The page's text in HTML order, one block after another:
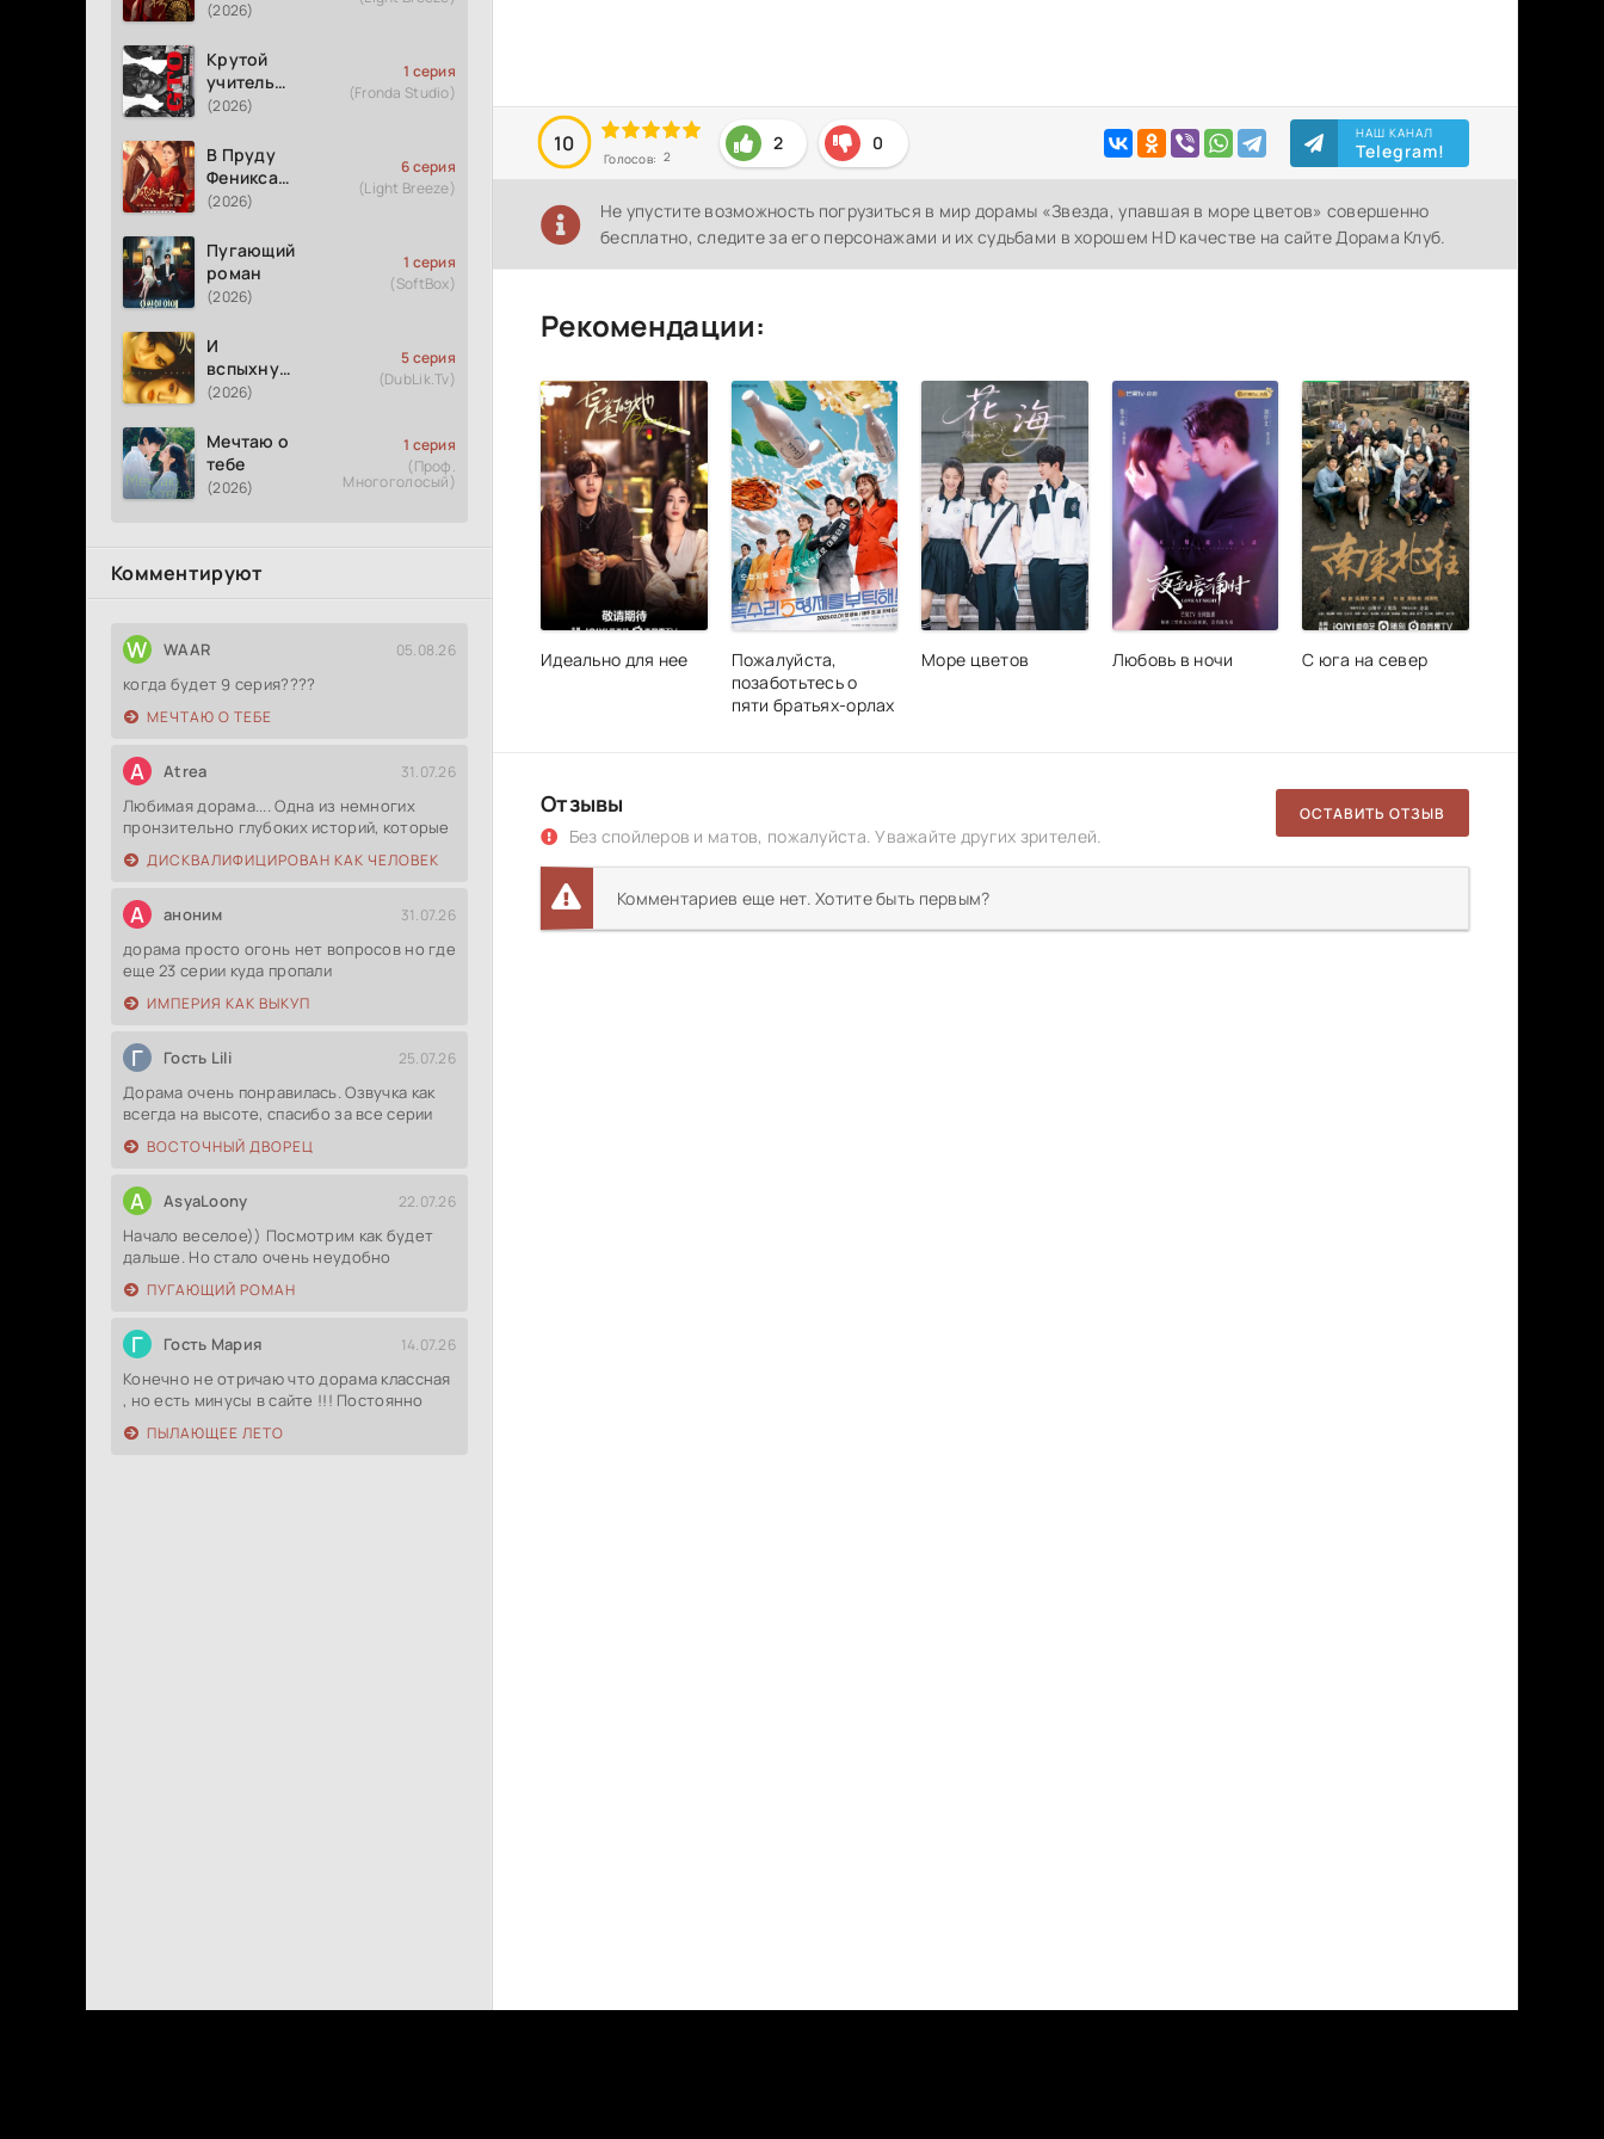
(2026)
Крутой
учитель
Онидзука
(2026)
(2026)
1 серия
(Fronda Studio)
В Пруду
Феникса
рождается
(2026)
6 серия
(Light Breeze)
Пугающий
роман
(2026)
1 серия
(SoftBox)
И
вспыхнуло
пламя
(2026)
5 серия
(DubLik.Tv)
Мечтаю о
тебе
(2026)
1 серия
(Проф.
Многоголосый)
Комментируют
W WAAR 05.08.26
когда будет 9 серия????
МЕЧТАЮ О ТЕБЕ
A Atrea 31.07.26
Любимая дорама.... Одна из немногих
пронзительно глубоких историй, которые
ДИСКВАЛИФИЦИРОВАН КАК ЧЕЛОВЕК
А аноним 31.07.26
дорама просто огонь нет вопросов но где
еще 23 серии куда пропали
ИМПЕРИЯ КАК ВЫКУП
Г Гость Lili 25.07.26
Дорама очень понравилась. Озвучка как
всегда на высоте, спасибо за все серии
ВОСТОЧНЫЙ ДВОРЕЦ
A AsyaLoony 22.07.26
Начало веселое)) Посмотрим как будет
дальше. Но стало очень неудобно
ПУГАЮЩИЙ РОМАН
Г Гость Мария 14.07.26
Конечно не отричаю что дорама классная
, но есть минусы в сайте !!! Постоянно
ПЫЛАЮЩЕЕ ЛЕТО
10
Голосов: 2
2 0 НАШ КАНАЛ
Telegram!
Не упустите возможность погрузиться в мир дорамы «Звезда, упавшая в море цветов» совершенно
бесплатно, следите за его персонажами и их судьбами в хорошем HD качестве на сайте Дорама Клуб.
Рекомендации:
Идеально для нее
Пожалуйста,
позаботьтесь о
пяти братьях-орлах
Море цветов Любовь в ночи С юга на север
Отзывы
Без спойлеров и матов, пожалуйста. Уважайте других зрителей.
ОСТАВИТЬ ОТЗЫВ
Комментариев еще нет. Хотите быть первым?